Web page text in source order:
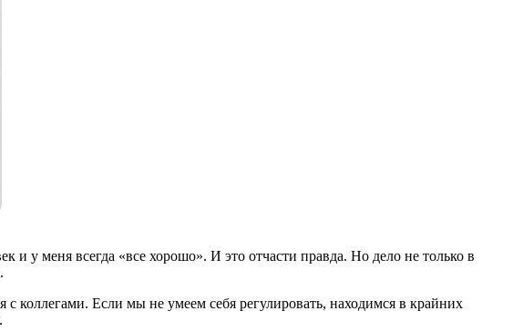
и у меня всегда «все хорошо». И это отчасти правда. Но дело не только в
коллегами. Если мы не умеем себя регулировать, находимся в крайних